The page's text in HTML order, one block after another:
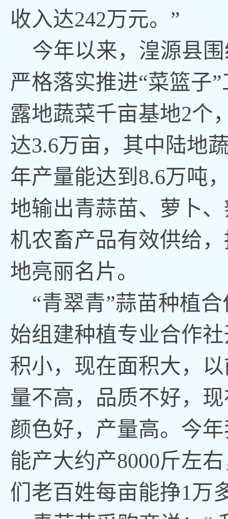
收入达242万元。”
今年以来，湟源县
严格落实推进“菜篮子
露地蔬菜千亩基地2个
达3.6万亩，其中陆地
年产量能达到8.6万吨
地输出青蒜苗、萝卜
机农畜产品有效供给
地亮丽名片。
“青翠青”蒜苗种植
始组建种植专业合作
积小，现在面积大，
量不高，品质不好，
颜色好，产量高。今
能产大约产8000斤左
们老百姓每亩能挣1万